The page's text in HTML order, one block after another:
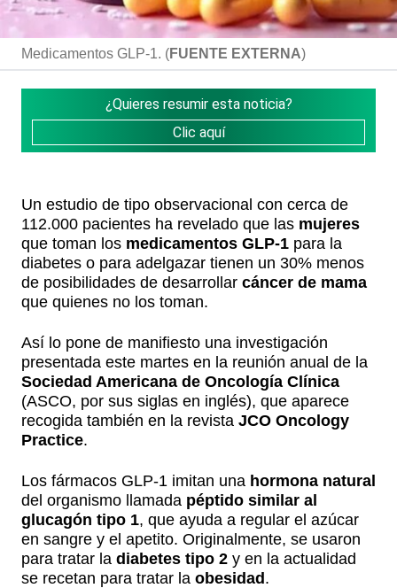
Medicamentos GLP-1. (FUENTE EXTERNA)
¿Quieres resumir esta noticia?
Clic aquí
Un estudio de tipo observacional con cerca de
112.000 pacientes ha revelado que las mujeres
que toman los medicamentos GLP-1 para la
diabetes o para adelgazar tienen un 30% menos
de posibilidades de desarrollar cáncer de mama
que quienes no los toman.
Así lo pone de manifiesto una investigación
presentada este martes en la reunión anual de la
Sociedad Americana de Oncología Clínica
(ASCO, por sus siglas en inglés), que aparece
recogida también en la revista JCO Oncology
Practice.
Los fármacos GLP-1 imitan una hormona natural
del organismo llamada péptido similar al
glucagón tipo 1, que ayuda a regular el azúcar
en sangre y el apetito. Originalmente, se usaron
para tratar la diabetes tipo 2 y en la actualidad
se recetan para tratar la obesidad.